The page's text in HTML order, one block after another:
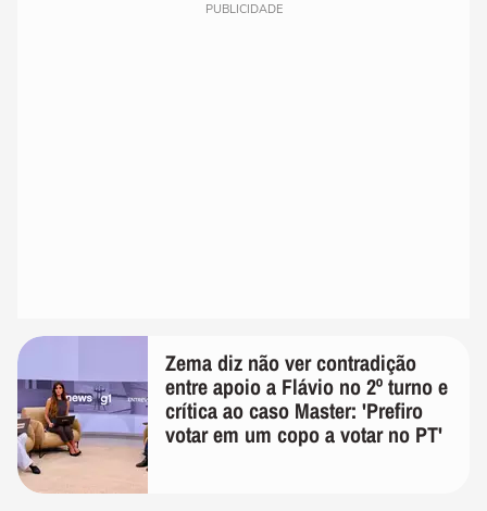
PUBLICIDADE
Zema diz não ver contradição
entre apoio a Flávio no 2º turno e
crítica ao caso Master: 'Prefiro
votar em um copo a votar no PT'